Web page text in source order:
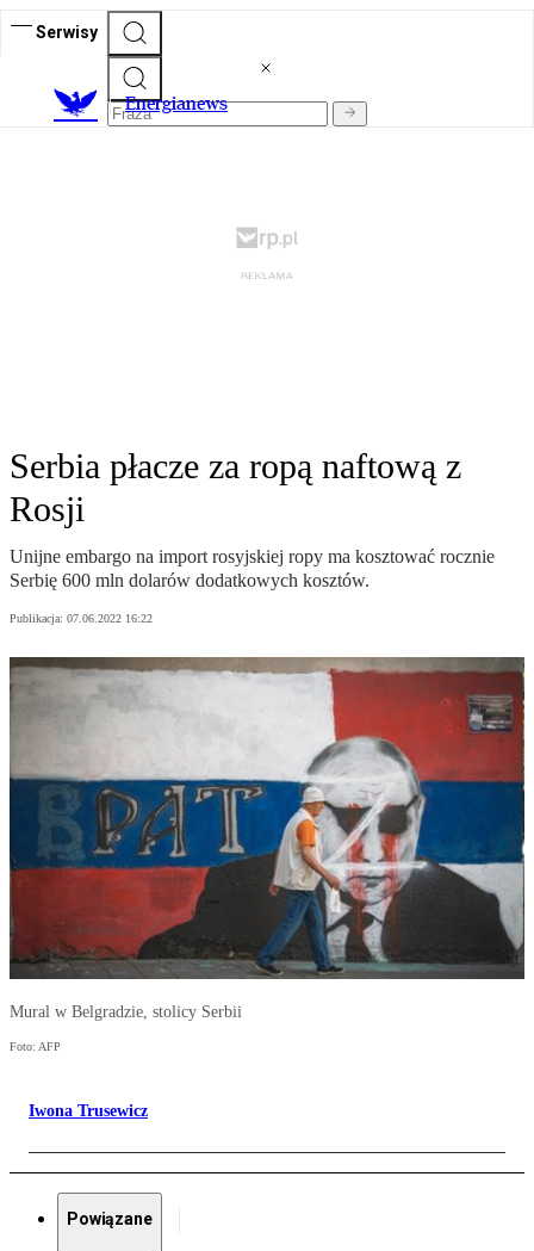
Serwisy
Energianews
Serbia płacze za ropą naftową z
Rosji
Unijne embargo na import rosyjskiej ropy ma kosztować rocznie
Serbię 600 mln dolarów dodatkowych kosztów.
Publikacja: 07.06.2022 16:22
Mural w Belgradzie, stolicy Serbii
Foto: AFP
Iwona Trusewicz
Powiązane